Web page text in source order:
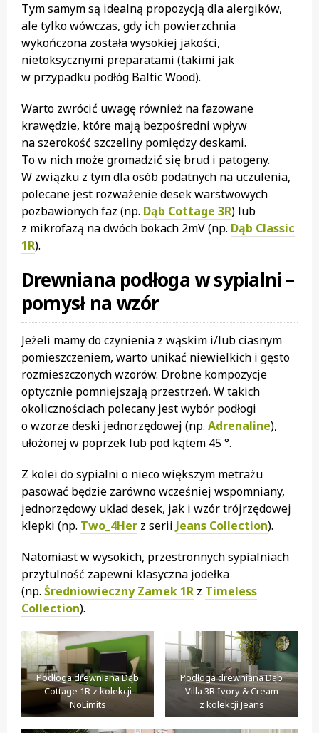
Tym samym są idealną propozycją dla alergików,
ale tylko wówczas, gdy ich powierzchnia
wykończona została wysokiej jakości,
nietoksycznymi preparatami (takimi jak
w przypadku podłóg Baltic Wood).
Warto zwrócić uwagę również na fazowane
krawędzie, które mają bezpośredni wpływ
na szerokość szczeliny pomiędzy deskami.
To w nich może gromadzić się brud i patogeny.
W związku z tym dla osób podatnych na uczulenia,
polecane jest rozważenie desek warstwowych
pozbawionych faz (np. Dąb Cottage 3R) lub
z mikrofazą na dwóch bokach 2mV (np. Dąb Classic
1R).
Drewniana podłoga w sypialni –
pomysł na wzór
Jeżeli mamy do czynienia z wąskim i/lub ciasnym
pomieszczeniem, warto unikać niewielkich i gęsto
rozmieszczonych wzorów. Drobne kompozycje
optycznie pomniejszają przestrzeń. W takich
okolicznościach polecany jest wybór podłogi
o wzorze deski jednorzędowej (np. Adrenaline),
ułożonej w poprzek lub pod kątem 45 °.
Z kolei do sypialni o nieco większym metrażu
pasować będzie zarówno wcześniej wspomniany,
jednorzędowy układ desek, jak i wzór trójrzędowej
klepki (np. Two_4Her z serii Jeans Collection).
Natomiast w wysokich, przestronnych sypialniach
przytulność zapewni klasyczna jodełka
(np. Średniowieczny Zamek 1R z Timeless
Collection).
Podłoga drewniana Dąb
Cottage 1R z kolekcji
NoLimits
Podłoga drewniana Dąb
Villa 3R Ivory & Cream
z kolekcji Jeans